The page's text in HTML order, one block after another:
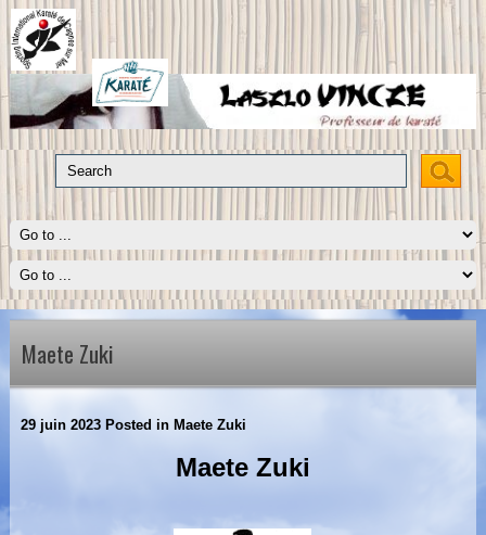
Maete Zuki
29 juin 2023Posted in Maete Zuki
Maete Zuki